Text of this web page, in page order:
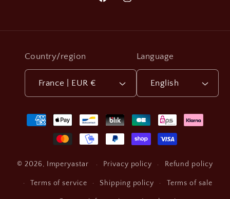
FacebookInstagram
Country/region
France | EUR €
Language
English
Payment
methods
© 2026, Imperyastar Privacy policy Refund policy
Terms of service Shipping policy Terms of sale